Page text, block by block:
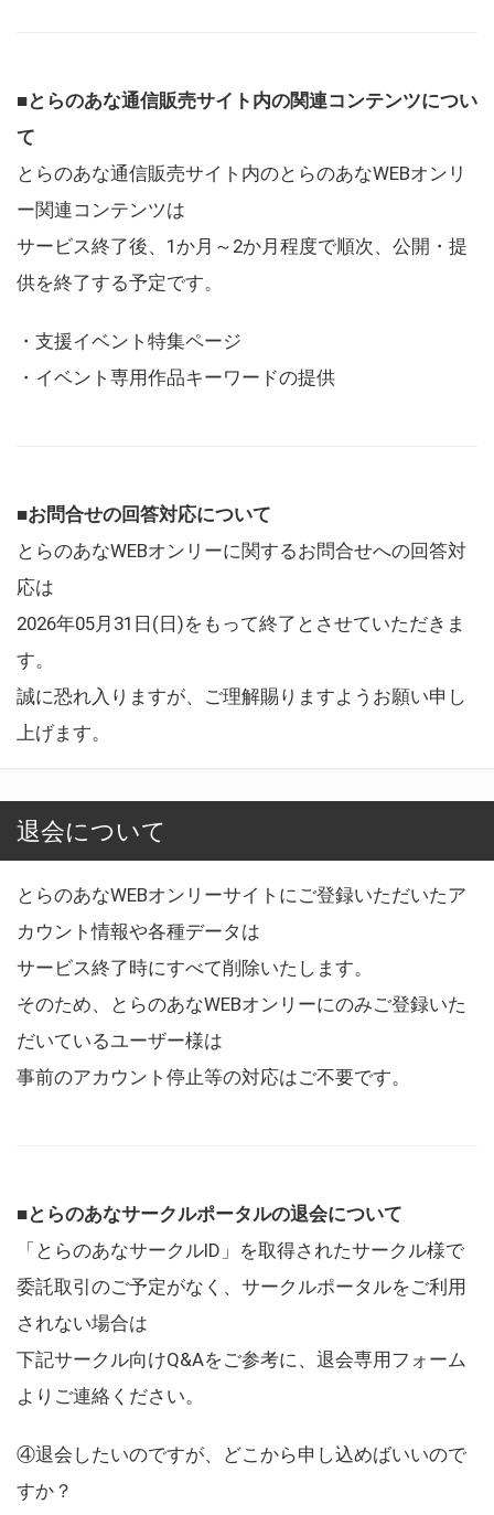
■とらのあな通信販売サイト内の関連コンテンツについ
て
とらのあな通信販売サイト内のとらのあなWEBオンリ
ー関連コンテンツは
サービス終了後、1か月～2か月程度で順次、公開・提
供を終了する予定です。
・支援イベント特集ページ
・イベント専用作品キーワードの提供
■お問合せの回答対応について
とらのあなWEBオンリーに関するお問合せへの回答対
応は
2026年05月31日(日)をもって終了とさせていただきま
す。
誠に恐れ入りますが、ご理解賜りますようお願い申し
上げます。
退会について
とらのあなWEBオンリーサイトにご登録いただいたア
カウント情報や各種データは
サービス終了時にすべて削除いたします。
そのため、とらのあなWEBオンリーにのみご登録いた
だいているユーザー様は
事前のアカウント停止等の対応はご不要です。
■とらのあなサークルポータルの退会について
「とらのあなサークルID」を取得されたサークル様で
委託取引のご予定がなく、サークルポータルをご利用
されない場合は
下記サークル向けQ&Aをご参考に、退会専用フォーム
よりご連絡ください。
④退会したいのですが、どこから申し込めばいいので
すか？